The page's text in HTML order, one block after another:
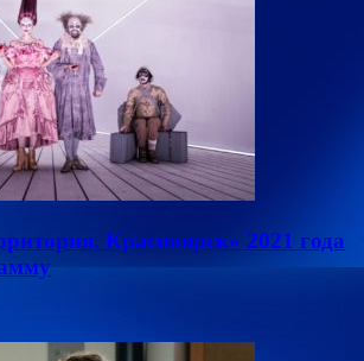
Красноярск» 2021 года